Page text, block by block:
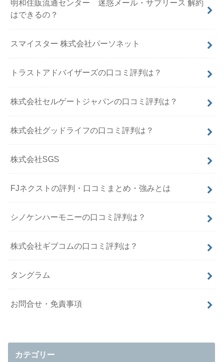
明和住販流通センター 迷惑メール・サブリース 解約
はできるの？
スマイスター 株式会社パーソネット
トラストアドバイザーズの口コミ評判は？
株式会社セルゲートジャパンの口コミ評判は？
株式会社グッドライフの口コミ評判は？
株式会社SGS
FJネクストの評判・口コミまとめ・強みとは
シノケンハーモニーの口コミ評判は？
株式会社ギブコムの口コミ評判は？
タングラム
お問合せ・免責事項
カテゴリー